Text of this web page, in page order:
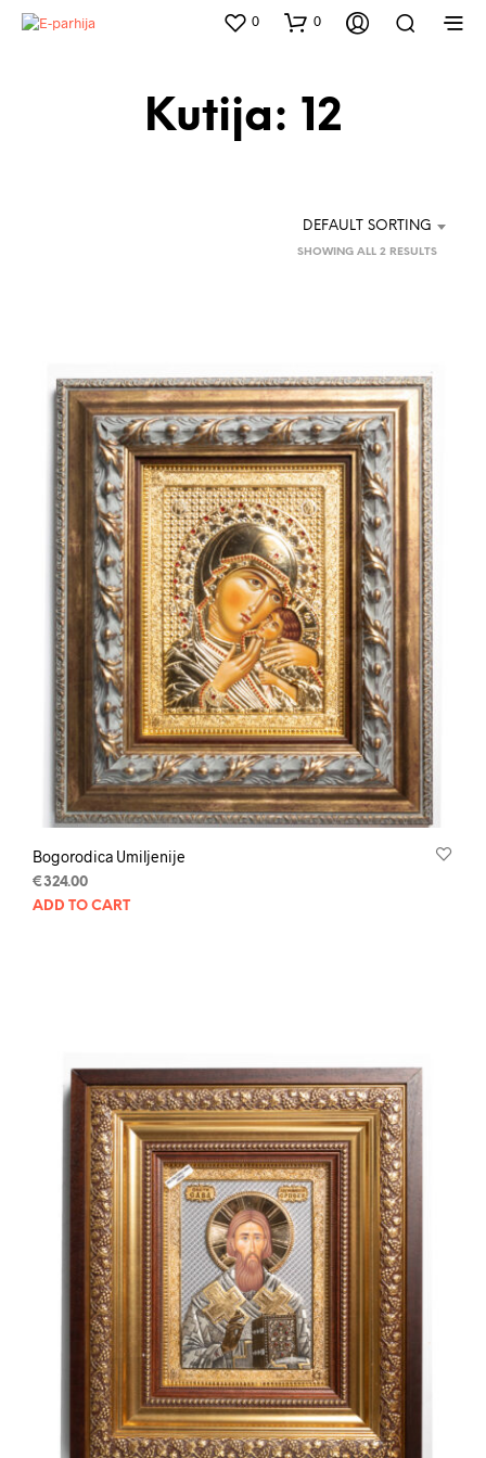
0 0
Kutija: 12
DEFAULT SORTING
SHOWING ALL 2 RESULTS
Bogorodica Umiljenije
€324.00
ADD TO CART